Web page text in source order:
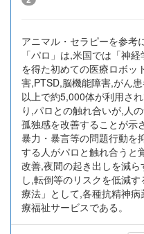
アニマル・セラピーを参考
「パロ」は,米国では「神
を得た初めての医療ロボッ
害,PTSD,脳機能障害,がん
以上で約5,000体が利用さ
り,パロとの触れ合いが,人
孤独感を改善することが示
暴力・暴言等の問題行動を
する人がパロと触れ合うと
改善,夜間の起き出しを減
し,転倒等のリスクを低減
療法」として,各種抗精神
療福祉サービスである。